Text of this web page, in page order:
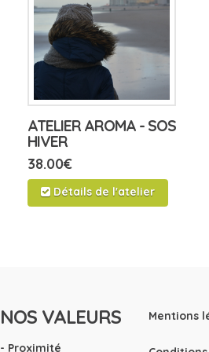
ATELIER AROMA - SOS
HIVER
38.00€
Détails de l'atelier
NOS VALEURS
- Proximité
Mentions